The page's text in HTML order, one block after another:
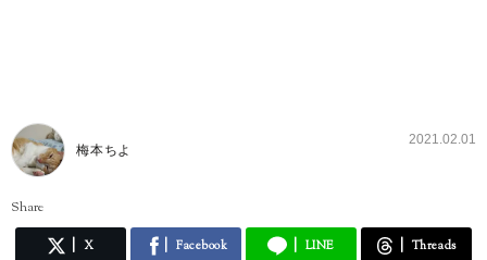
梅本ちよ
2021.02.01
Share
X Facebook LINE Threads